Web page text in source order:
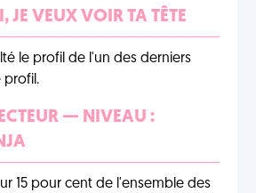
JE VEUX VOIR TA TÊTE
le profil de l'un des derniers
profil.
— NIVEAU :
15 pour cent de l'ensemble des